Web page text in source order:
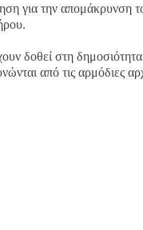
για την απομάκρυνση
δοθεί στη
από τις αρμόδιες